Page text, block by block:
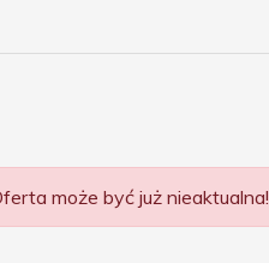
może być już nieaktualna!